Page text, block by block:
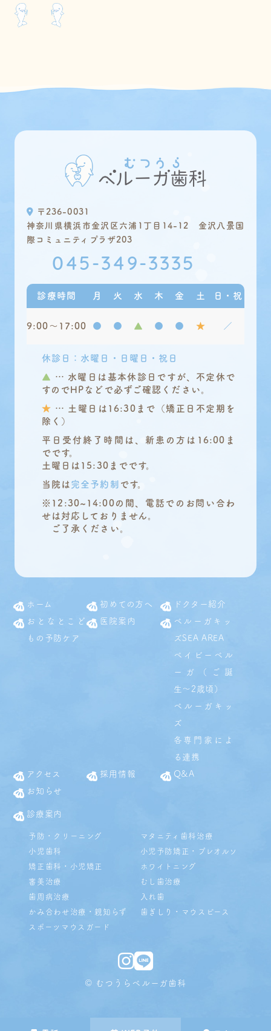
〒236-0031
神奈川県横浜市金沢区六浦1丁目14-12 金沢八景国
際コミュニティプラザ203
045-349-3335
診療時間 月 火 水 木 金 土 日・祝
9:00〜17:00 ● ● ▲ ● ● ★ ／
休診日：水曜日・日曜日・祝日
▲
… 水曜日は基本休診日ですが、不定休で
すのでHPなどで必ずご確認ください。
★ … 土曜日は16:30まで（矯正日不定期を
除く）
平日受付終了時間は、新患の方は16:00ま
でです。
土曜日は15:30までです。
当院は 完全予約制 です。
※12:30~14:00の間、電話でのお問い合わ
せは対応しておりません。
ご了承ください。
ホーム 初めての方へ
ドクター紹介
おとなとこど
もの予防ケア
医院案内
ベルーガキッ
ズSEA AREA
ベイビーベル
ーガ（ご誕
生〜2歳頃）
ベルーガキッ
ズ
各専門家によ
る連携
アクセス
採用情報
Q&A
お知らせ
診療案内
予防・クリーニング
マタニティ歯科治療
小児歯科
小児予防矯正・プレオルソ
矯正歯科・小児矯正
ホワイトニング
審美治療
むし歯治療
歯周病治療
入れ歯
かみ合わせ治療・親知らず
歯ぎしり・マウスピース
スポーツマウスガード
© むつうらベルーガ歯科